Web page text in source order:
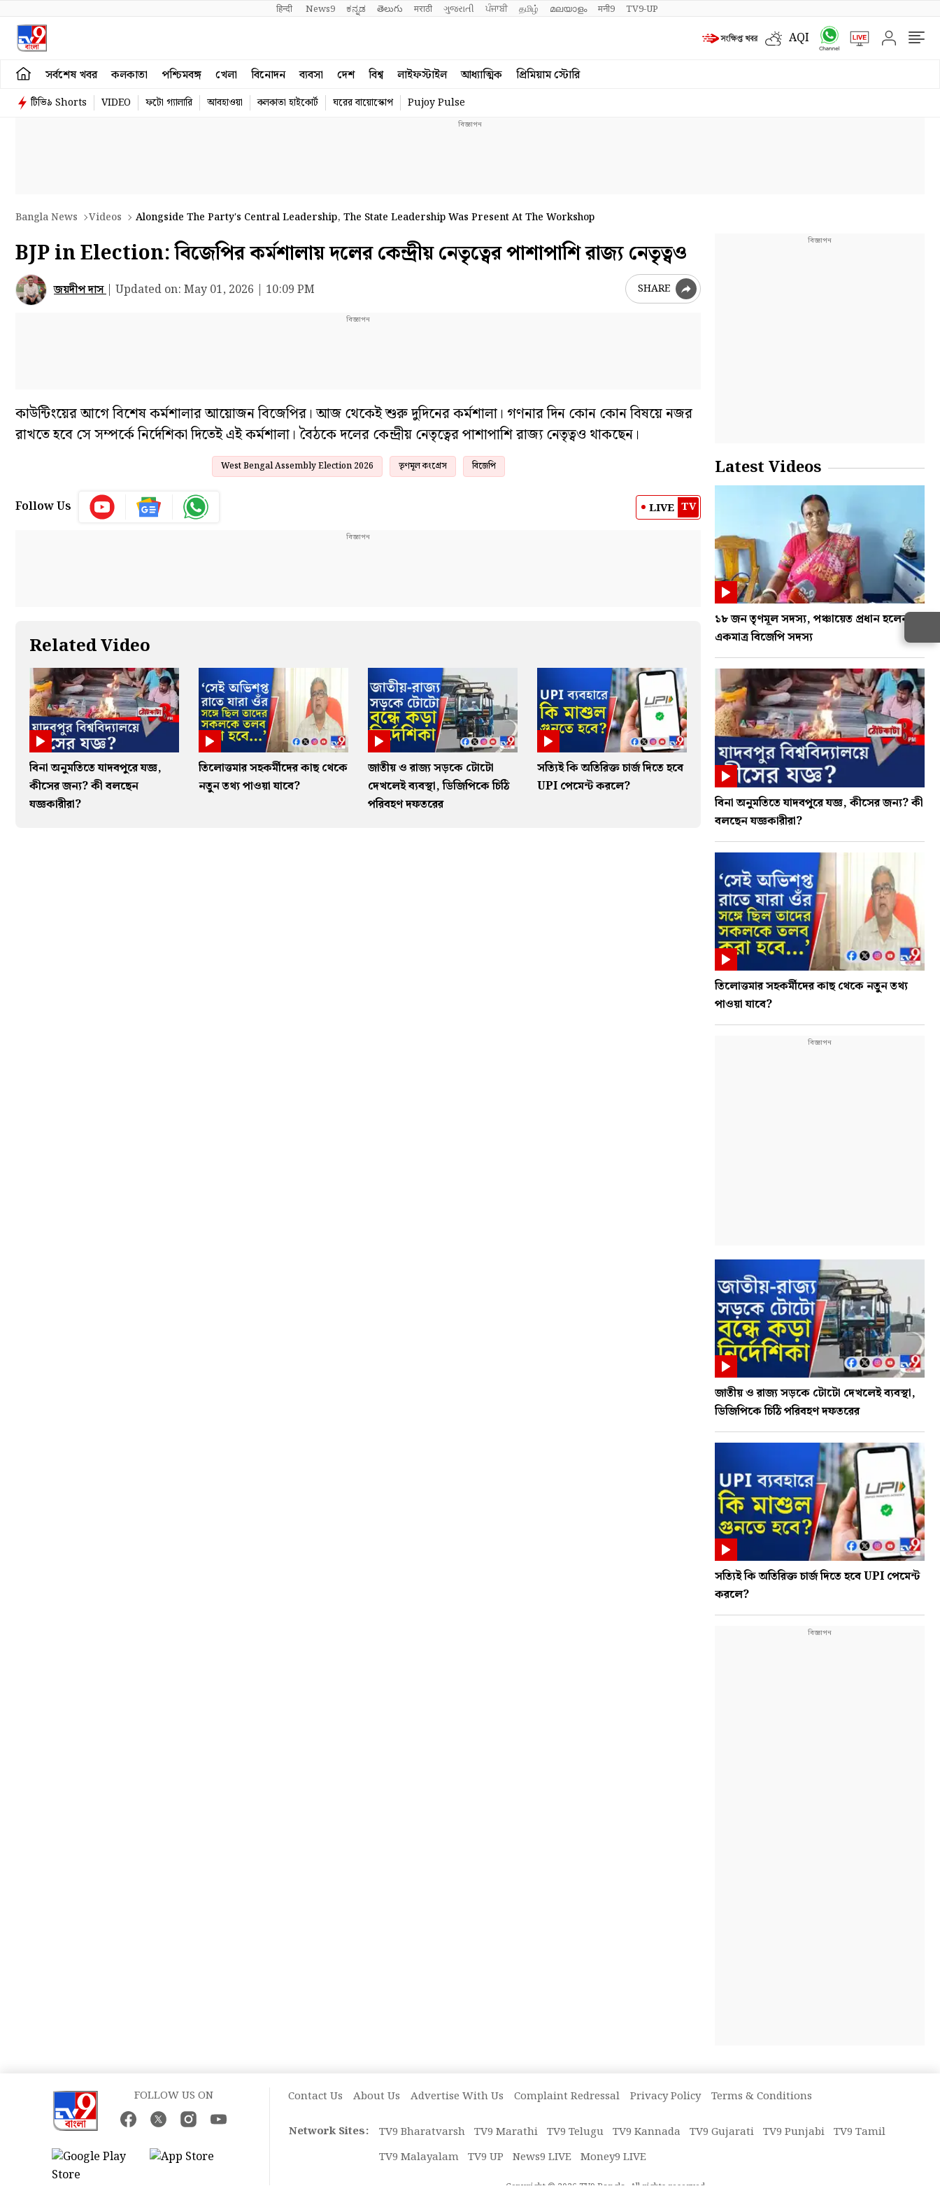
हिन्दी News9 ಕನ್ನಡ తెలుగు मराठी ગુજરાતી ਪੰਜਾਬੀ தமிழ் മലയാളം मनी9 TV9-UP
AQI
সর্বশেষ খবর কলকাতা পশ্চিমবঙ্গ খেলা বিনোদন ব্যবসা দেশ বিশ্ব লাইফস্টাইল আধ্যাত্মিক প্রিমিয়াম স্টোরি
টিভি৯ Shorts VIDEO ফটো গ্যালারি আবহাওয়া কলকাতা হাইকোর্ট ঘরের বায়োস্কোপ Pujoy Pulse
Bangla News Videos Alongside The Party's Central Leadership, The State Leadership Was Present At The Workshop
BJP in Election: বিজেপির কর্মশালায় দলের কেন্দ্রীয় নেতৃত্বের পাশাপাশি রাজ্য নেতৃত্বও
জয়দীপ দাস| Updated on: May 01, 2026 | 10:09 PM SHARE
কাউন্টিংয়ের আগে বিশেষ কর্মশালার আয়োজন বিজেপির। আজ থেকেই শুরু দুদিনের কর্মশালা। গণনার দিন কোন কোন বিষয়ে নজর
রাখতে হবে সে সম্পর্কে নির্দেশিকা দিতেই এই কর্মশালা। বৈঠকে দলের কেন্দ্রীয় নেতৃত্বের পাশাপাশি রাজ্য নেতৃত্বও থাকছেন।
West Bengal Assembly Election 2026 তৃণমূল কংগ্রেস বিজেপি
Follow Us LIVE TV
Related Video
বিনা অনুমতিতে যাদবপুরে যজ্ঞ,
কীসের জন্য? কী বলছেন
যজ্ঞকারীরা?
তিলোত্তমার সহকর্মীদের কাছ থেকে
নতুন তথ্য পাওয়া যাবে?
জাতীয় ও রাজ্য সড়কে টোটো
দেখলেই ব্যবস্থা, ডিজিপিকে চিঠি
পরিবহণ দফতরের
সত্যিই কি অতিরিক্ত চার্জ দিতে হবে
UPI পেমেন্ট করলে?
Latest Videos
১৮ জন তৃণমূল সদস্য, পঞ্চায়েত প্রধান হলেন
একমাত্র বিজেপি সদস্য
বিনা অনুমতিতে যাদবপুরে যজ্ঞ, কীসের জন্য? কী
বলছেন যজ্ঞকারীরা?
তিলোত্তমার সহকর্মীদের কাছ থেকে নতুন তথ্য
পাওয়া যাবে?
জাতীয় ও রাজ্য সড়কে টোটো দেখলেই ব্যবস্থা,
ডিজিপিকে চিঠি পরিবহণ দফতরের
সত্যিই কি অতিরিক্ত চার্জ দিতে হবে UPI পেমেন্ট
করলে?
FOLLOW US ON Contact Us About Us Advertise With Us Complaint Redressal Privacy Policy Terms & Conditions
Network Sites: TV9 Bharatvarsh TV9 Marathi TV9 Telugu TV9 Kannada TV9 Gujarati TV9 Punjabi TV9 Tamil
TV9 Malayalam TV9 UP News9 LIVE Money9 LIVE
Copyright © 2026 TV9 Bangla. All rights reserved.